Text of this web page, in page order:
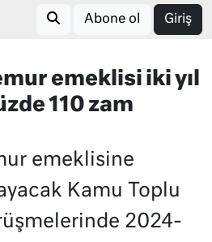
Abone ol Giriş
emeklisi iki yıl
110 zam
emeklisine
Kamu Toplu
2024-